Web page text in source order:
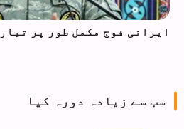
ایرانی فوج مکمل طور پر
سب سے زیادہ دورہ کیا